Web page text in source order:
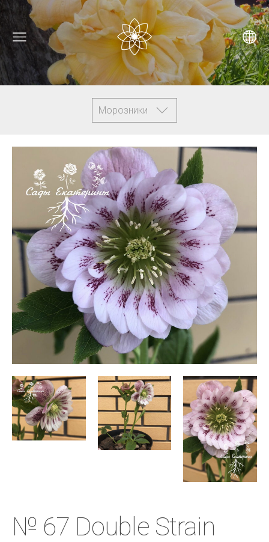
Морозники
№ 67 Double Strain